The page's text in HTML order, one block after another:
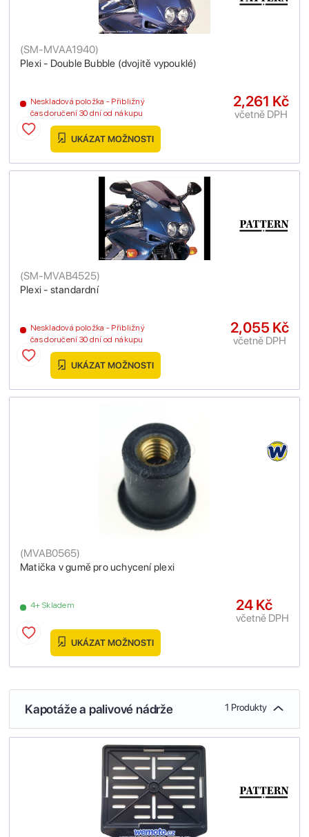
Plexi - Double Bubble (dvojitě vypouklé)
(SM-MVAA1940)
Neskladová položka - Přibližný
čas doručení 30 dní od nákupu
2,261 Kč
včetně DPH
UKÁZAT MOŽNOSTI
Plexi - standardní
(SM-MVAB4525)
Neskladová položka - Přibližný
čas doručení 30 dní od nákupu
2,055 Kč
včetně DPH
UKÁZAT MOŽNOSTI
Matička v gumě pro uchycení plexi
(MVAB0565)
4+ Skladem 24 Kč
včetně DPH
UKÁZAT MOŽNOSTI
Kapotáže a palivové nádrže 1 Produkty